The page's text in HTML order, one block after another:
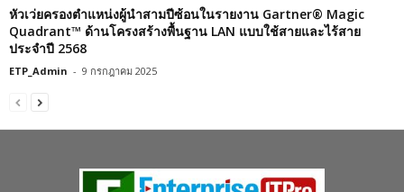
หัวเว่ยครองตำแหน่งผู้นำสามปีซ้อนในรายงาน Gartner® Magic
Quadrant™ ด้านโครงสร้างพื้นฐาน LAN แบบใช้สายและไร้สาย
ประจำปี 2568
ETP_Admin - 9 กรกฎาคม 2025